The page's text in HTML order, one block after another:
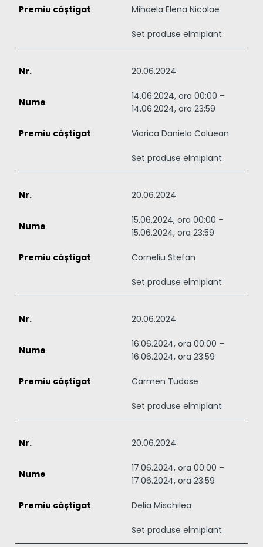
Mihaela Elena Nicolae
Set produse elmiplant
20.06.2024
14.06.2024, ora 00:00 –
14.06.2024, ora 23:59
Viorica Daniela Caluean
Set produse elmiplant
20.06.2024
15.06.2024, ora 00:00 –
15.06.2024, ora 23:59
Corneliu Stefan
Set produse elmiplant
20.06.2024
16.06.2024, ora 00:00 –
16.06.2024, ora 23:59
Carmen Tudose
Set produse elmiplant
20.06.2024
17.06.2024, ora 00:00 –
17.06.2024, ora 23:59
Delia Mischilea
Set produse elmiplant